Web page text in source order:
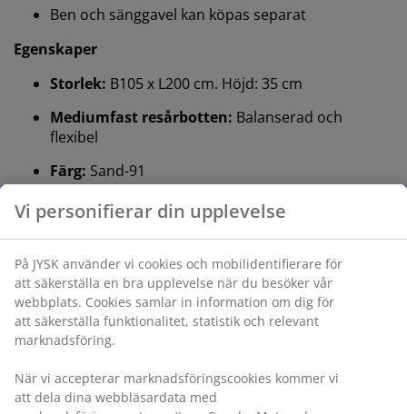
Ben och sänggavel kan köpas separat
Egenskaper
Storlek: B105 x L200 cm. Höjd: 35 cm
Mediumfast resårbotten: Balanserad och
flexibel
Färg: Sand-91
OEKO-TEX® STANDARD 100:Testad för skadliga
ämnen
FSC® Mix:Trä och skogsbaserat material i den
här produkten kommer från FSC®-certifierade,
återvunna eller andra kontrollerade källor
GREENFIRST®-överdrag:Med
kvalsterbekämpande egenskaper
DREAMZONE®:Kvalitetsmadrasser och sängar
till ett rimligt pris, exklusivt tillgängligt hos JYSK
Vi personifierar din upplevelse
På JYSK använder vi cookies och mobilidentifierare för
att säkerställa en bra upplevelse när du besöker vår
webbplats. Cookies samlar in information om dig för
att säkerställa funktionalitet, statistik och relevant
marknadsföring.
När vi accepterar marknadsföringscookies kommer vi
att dela dina webbläsardata med